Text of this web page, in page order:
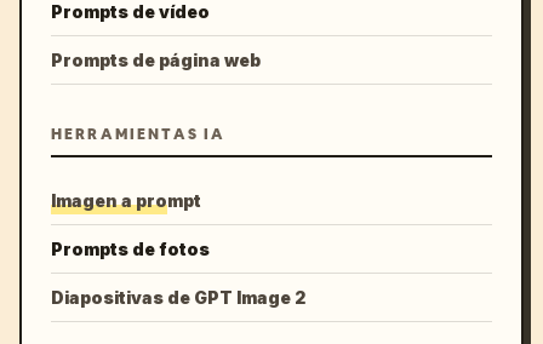
Prompts de vídeo
Prompts de página web
HERRAMIENTAS IA
Imagen a prompt
Prompts de fotos
Diapositivas de GPT Image 2